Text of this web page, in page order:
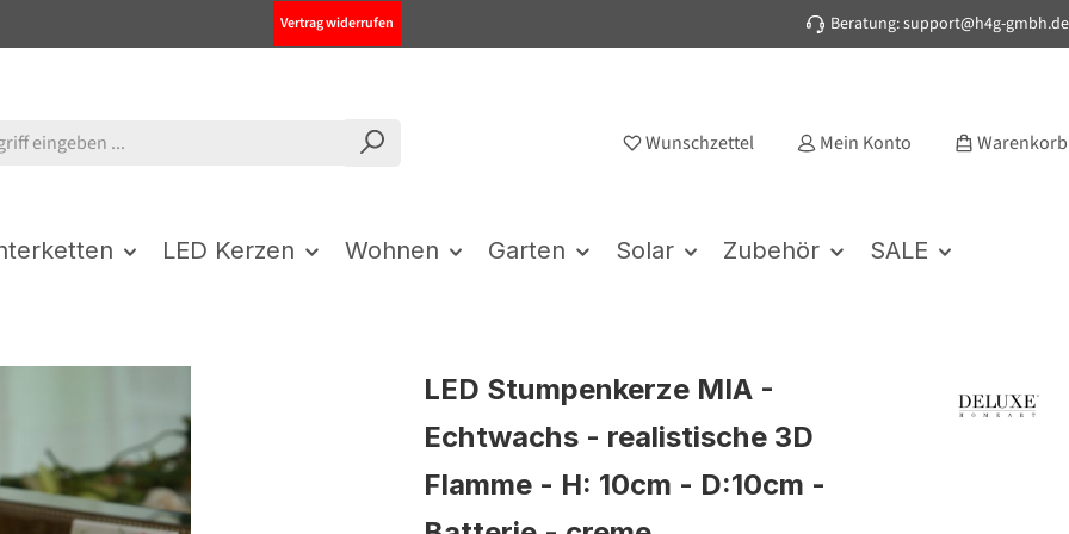
Vertrag widerrufen Beratung: support@h4g-gmbh.de
Wunschzettel Mein Konto Warenkorb
LED Kerzen Wohnen Garten Solar Zubehör SALE
LED Stumpenkerze MIA -
Echtwachs - realistische 3D
Flamme - H: 10cm - D:10cm -